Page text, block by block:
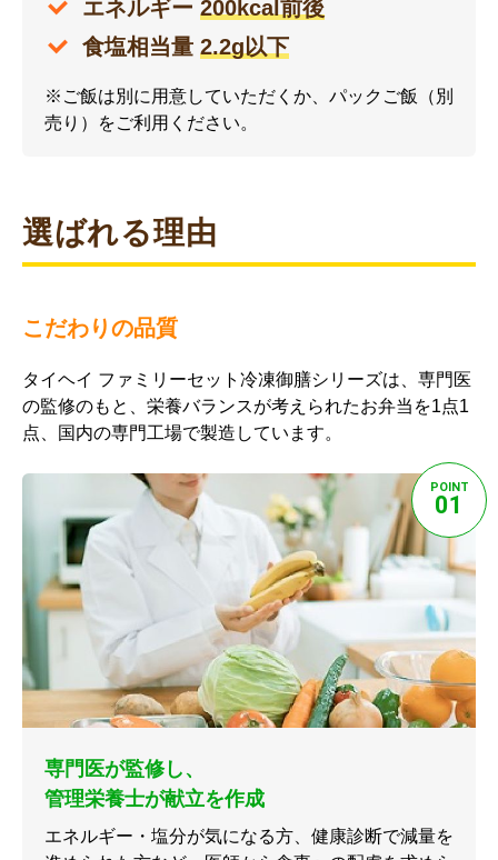
エネルギー 200kcal前後
食塩相当量 2.2g以下
※ご飯は別に用意していただくか、パックご飯（別
売り）をご利用ください。
選ばれる理由
こだわりの品質
タイヘイ ファミリーセット冷凍御膳シリーズは、専門医
の監修のもと、栄養バランスが考えられたお弁当を1点1
点、国内の専門工場で製造しています。
POINT
01
専門医が監修し、
管理栄養士が献立を作成
エネルギー・塩分が気になる方、健康診断で減量を